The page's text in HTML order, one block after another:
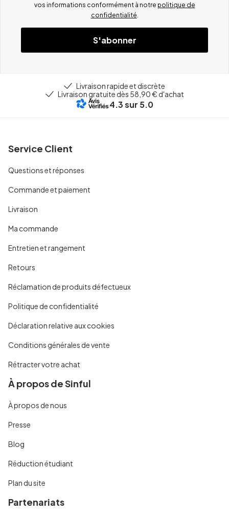
vos informations conformément à notre politique de
confidentialité
S'abonner
Livraison rapide et discrète
Livraison gratuite dès 58,90 € d'achat
4.3sur 5.0
Service Client
Questions et réponses
Commande et paiement
Livraison
Ma commande
Entretien et rangement
Retours
Réclamation de produits défectueux
Politique de confidentialité
Déclaration relative aux cookies
Conditions générales de vente
Rétracter votre achat
À propos de Sinful
À propos de nous
Presse
Blog
Réduction étudiant
Plan du site
Partenariats